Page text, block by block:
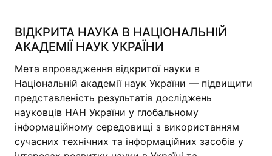
ВІДКРИТА НАУКА В НАЦІОНАЛЬНІЙ
АКАДЕМІЇ НАУК УКРАЇНИ
Мета впровадження відкритої науки в
Національній академії наук України — підвищити
представленість результатів досліджень
науковців НАН України у глобальному
інформаційному середовищі з використанням
сучасних технічних та інформаційних засобів у